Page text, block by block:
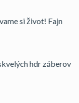
si život! Fajn
hdr záberov